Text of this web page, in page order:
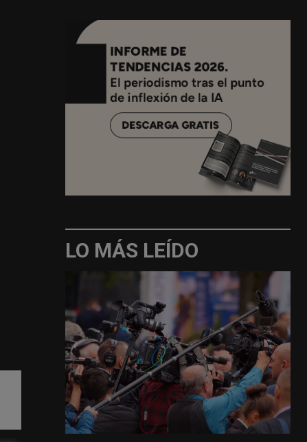
LO MÁS LEÍDO